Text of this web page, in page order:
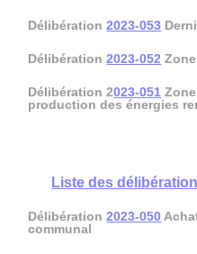
Délibération2023-053
Délibération2023-052
Délibération 2023-051
production des énergies
Liste des
Délibération2023-050
communal